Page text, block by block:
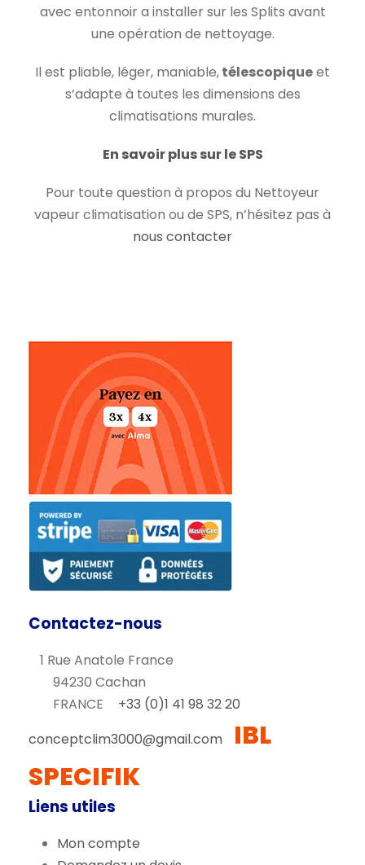
avec entonnoir a installer sur les Splits avant
une opération de nettoyage.
Il est pliable, léger, maniable,télescopiqueet
s’adapte à toutes les dimensions des
climatisations murales.
En savoir plus sur le SPS
Pour toute question à propos du Nettoyeur
vapeur climatisation ou de SPS, n’hésitez pas à
nous contacter
Contactez-nous
1 Rue Anatole France
94230 Cachan
FRANCE
+33 (0)1 41 98 32 20
conceptclim3000@gmail.com
IBL
SPECIFIK
Liens utiles
Mon compte